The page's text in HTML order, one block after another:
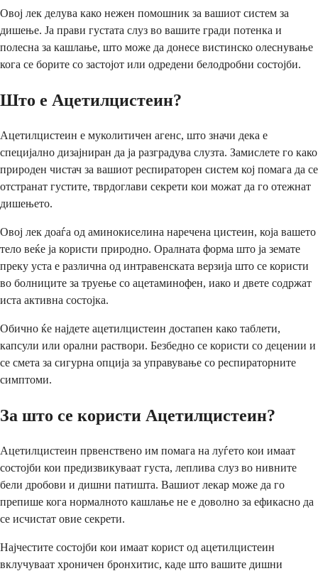
Овој лек делува како нежен помошник за вашиот систем за
дишење. Ја прави густата слуз во вашите гради потенка и
полесна за кашлање, што може да донесе вистинско олеснување
кога се борите со застојот или одредени белодробни состојби.
Што е Ацетилцистеин?
Ацетилцистеин е муколитичен агенс, што значи дека е
специјално дизајниран да ја разградува слузта. Замислете го како
природен чистач за вашиот респираторен систем кој помага да се
отстранат густите, тврдоглави секрети кои можат да го отежнат
дишењето.
Овој лек доаѓа од аминокиселина наречена цистеин, која вашето
тело веќе ја користи природно. Оралната форма што ја земате
преку уста е различна од интравенската верзија што се користи
во болниците за труење со ацетаминофен, иако и двете содржат
иста активна состојка.
Обично ќе најдете ацетилцистеин достапен како таблети,
капсули или орални раствори. Безбедно се користи со децении и
се смета за сигурна опција за управување со респираторните
симптоми.
За што се користи Ацетилцистеин?
Ацетилцистеин првенствено им помага на луѓето кои имаат
состојби кои предизвикуваат густа, леплива слуз во нивните
бели дробови и дишни патишта. Вашиот лекар може да го
препише кога нормалното кашлање не е доволно за ефикасно да
се исчистат овие секрети.
Најчестите состојби кои имаат корист од ацетилцистеин
вклучуваат хроничен бронхитис, каде што вашите дишни